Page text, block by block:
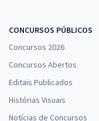
CONCURSOS PÚBLICOS
Concursos 2026
Concursos Abertos
Editais Publicados
Histórias Visuais
Notícias de Concursos